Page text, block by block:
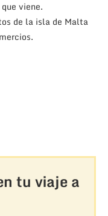
viene.
de la isla de Malta
tu viaje a